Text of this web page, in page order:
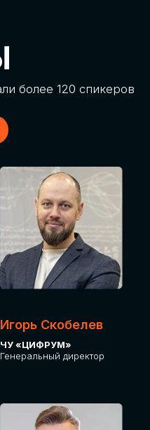
Игорь Скобелев
ЧУ «ЦИФРУМ»
Генеральный директор